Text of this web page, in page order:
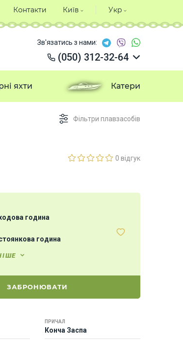
Фільтри плавзасобів
0 відгук
година
година
ЗАБРОНЮВАТИ
ПРИЧАЛ
Конча Заспа
Контакти Київ Укр
Зв'язатись з нами:
(050) 312-32-64
(050) 312-32-64
(050) 312-32-64
(050) 312-32-64
яхти Катери